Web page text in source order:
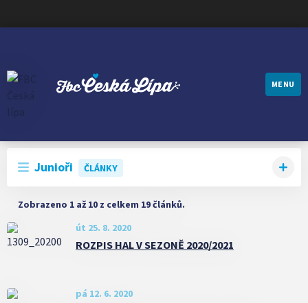
FBC ČESKÁ LÍPA
MENU
Junioři ČLÁNKY
Zobrazeno 1 až 10 z celkem 19 článků.
út 25. 8. 2020
ROZPIS HAL V SEZONĚ 2020/2021
pá 12. 6. 2020